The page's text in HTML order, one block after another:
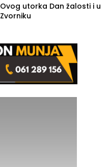
Ovog utorka Dan žalosti i u
Zvorniku